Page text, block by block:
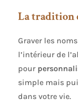
La tradition
Graver les
l’intérieur de
pour
simple mais
dans votre vie.